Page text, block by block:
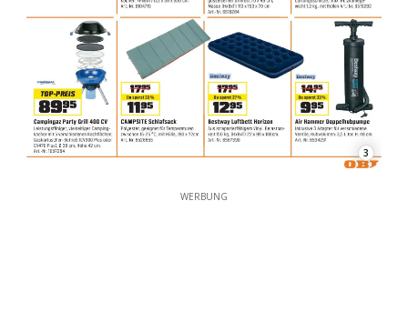
3
WERBUNG